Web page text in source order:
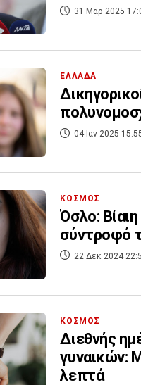
31 Μαρ 2025
ΕΛΛΑΔΑ
04 Ιαν 2025
ΚΟΣΜΟΣ
Όσλο:
σύντροφό
22 Δεκ 2024
ΚΟΣΜΟΣ
Διεθνής
γυναικών:
λεπτά